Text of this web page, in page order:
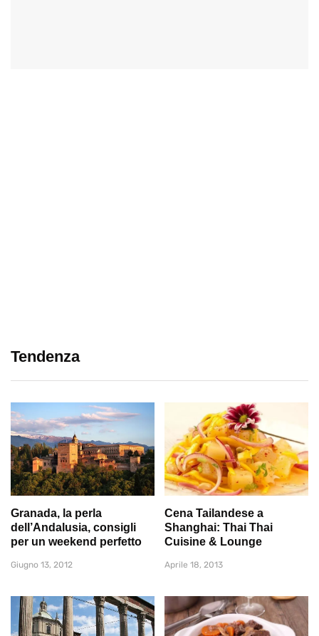
Tendenza
Granada, la perla
dell’Andalusia, consigli
per un weekend perfetto
Giugno 13, 2012
Cena Tailandese a
Shanghai: Thai Thai
Cuisine & Lounge
Aprile 18, 2013